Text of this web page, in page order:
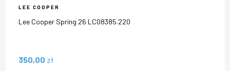
LEE COOPER
Lee Cooper Spring 26 LC08385.220
350,00 zł